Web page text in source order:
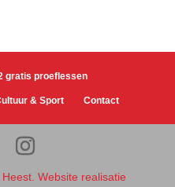
gratis proeflessen
& Sport Contact
Website realisatie